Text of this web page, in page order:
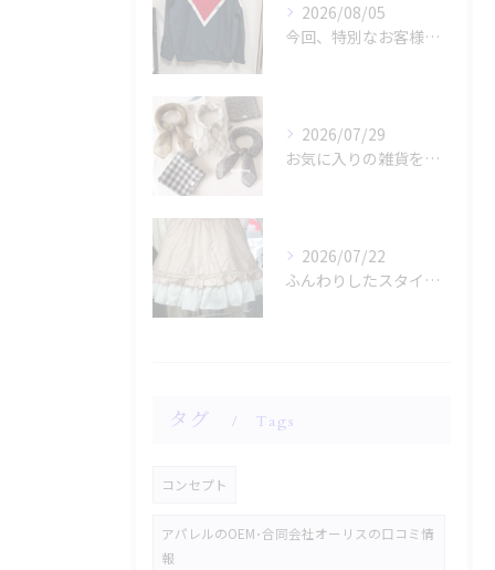
2026/08/05
今回、特別なお客様のためにファッションショー用のサンプルを手...
2026/07/29
お気に入りの雑貨をお探しですか？
2026/07/22
ふんわりしたスタイルに魅了されませんか？
タグ Tags
コンセプト
アパレルのOEM･合同会社オーリスの口コミ情
報